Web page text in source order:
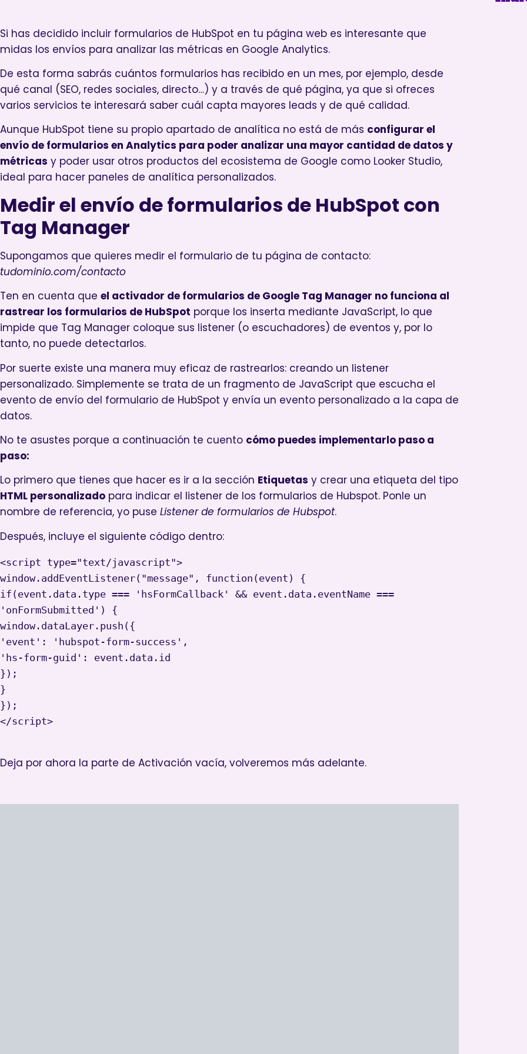
Si has decidido incluir formularios de HubSpot en tu página web es interesante que
midas los envíos para analizar las métricas en Google Analytics.
De esta forma sabrás cuántos formularios has recibido en un mes, por ejemplo, desde
qué canal (SEO, redes sociales, directo…) y a través de qué página, ya que si ofreces
varios servicios te interesará saber cuál capta mayores leads y de qué calidad.
Aunque HubSpot tiene su propio apartado de analítica no está de más configurar el
envío de formularios en Analytics para poder analizar una mayor cantidad de datos y
métricas y poder usar otros productos del ecosistema de Google como Looker Studio,
ideal para hacer paneles de analítica personalizados.
Medir el envío de formularios de HubSpot con
Tag Manager
Supongamos que quieres medir el formulario de tu página de contacto:
tudominio.com/contacto
Ten en cuenta que el activador de formularios de Google Tag Manager no funciona al
rastrear los formularios de HubSpot porque los inserta mediante JavaScript, lo que
impide que Tag Manager coloque sus listener (o escuchadores) de eventos y, por lo
tanto, no puede detectarlos.
Por suerte existe una manera muy eficaz de rastrearlos: creando un listener
personalizado. Simplemente se trata de un fragmento de JavaScript que escucha el
evento de envío del formulario de HubSpot y envía un evento personalizado a la capa de
datos.
No te asustes porque a continuación te cuento cómo puedes implementarlo paso a
paso:
Lo primero que tienes que hacer es ir a la sección Etiquetas y crear una etiqueta del tipo
HTML personalizado para indicar el listener de los formularios de Hubspot. Ponle un
nombre de referencia, yo puse Listener de formularios de Hubspot.
Después, incluye el siguiente código dentro:
<script type="text/javascript">
window.addEventListener("message", function(event) {
if(event.data.type === 'hsFormCallback' && event.data.eventName ===
'onFormSubmitted') {
window.dataLayer.push({
'event': 'hubspot-form-success',
'hs-form-guid': event.data.id
});
}
});
</script>
Deja por ahora la parte de Activación vacía, volveremos más adelante.